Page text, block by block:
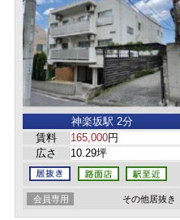
神楽坂駅 2分
賃料
165,000円
広さ
10.29坪
会員専用 その他居抜き